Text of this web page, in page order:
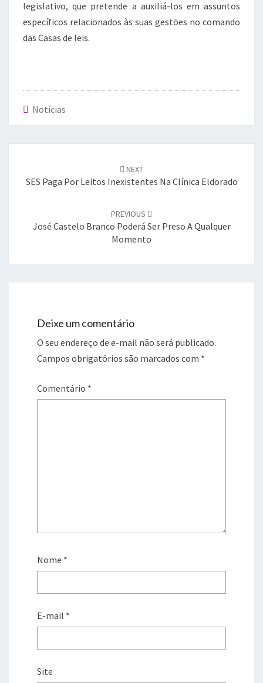
legislativo, que pretende a auxiliá-los em assuntos
específicos relacionados às suas gestões no comando
das Casas de leis.
Notícias
NEXT
SES Paga Por Leitos Inexistentes Na Clínica Eldorado
PREVIOUS
José Castelo Branco Poderá Ser Preso A Qualquer
Momento
Deixe um comentário
O seu endereço de e-mail não será publicado.
Campos obrigatórios são marcados com *
Comentário *
Nome *
E-mail *
Site